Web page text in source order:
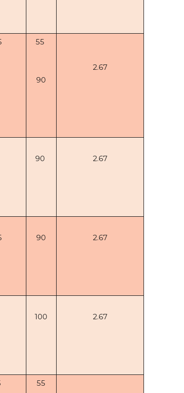
55
90
2.67
90 2.67
90 2.67
100 2.67
55